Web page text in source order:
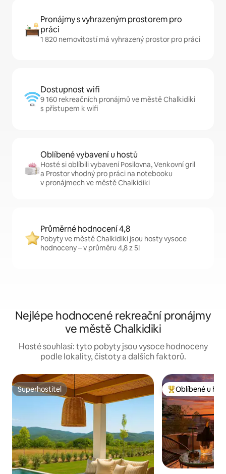
Pronájmy s vyhrazeným prostorem pro
práci
1 820 nemovitostí má vyhrazený prostor pro práci
Dostupnost wifi
9 160 rekreačních pronájmů ve městě Chalkidiki
s přístupem k wifi
Oblíbené vybavení u hostů
Hosté si oblíbili vybavení Posilovna, Venkovní gril
a Prostor vhodný pro práci na notebooku
v pronájmech ve městě Chalkidiki
Průměrné hodnocení 4,8
Pobyty ve městě Chalkidiki jsou hosty vysoce
hodnoceny – v průměru 4,8 z 5!
Nejlépe hodnocené rekreační pronájmy
ve městě Chalkidiki
Hosté souhlasí: tyto pobyty jsou vysoce hodnoceny
podle lokality, čistoty a dalších faktorů.
Superhostitel
Superhostitel Nejlepší v
Oblíbené u